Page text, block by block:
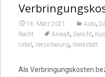
16. März 2021 Auto,
Recht Anwalt, Gericht,
Urteil , Versicherung, Werkstatt
Als Verbringungskosten